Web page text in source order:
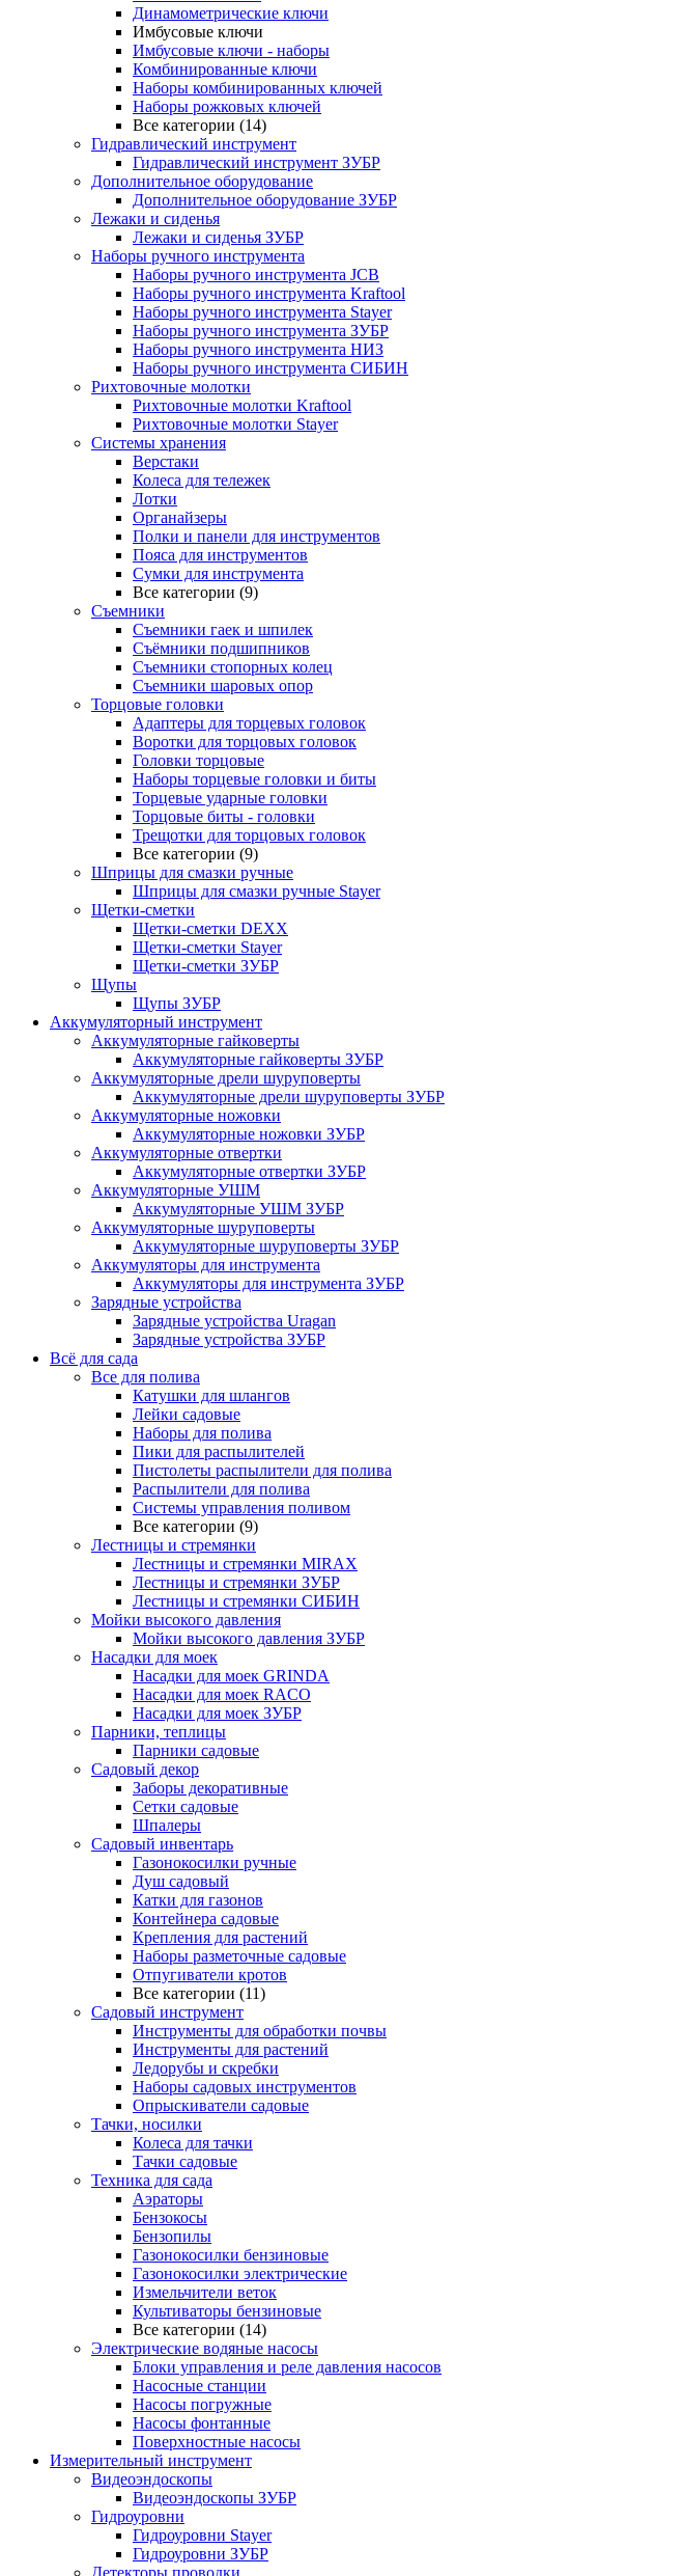
Динамометрические ключи
Имбусовые ключи
Имбусовые ключи - наборы
Комбинированные ключи
Наборы комбинированных ключей
Наборы рожковых ключей
Все категории (14)
Гидравлический инструмент
Гидравлический инструмент ЗУБР
Дополнительное оборудование
Дополнительное оборудование ЗУБР
Лежаки и сиденья
Лежаки и сиденья ЗУБР
Наборы ручного инструмента
Наборы ручного инструмента JCB
Наборы ручного инструмента Kraftool
Наборы ручного инструмента Stayer
Наборы ручного инструмента ЗУБР
Наборы ручного инструмента НИЗ
Наборы ручного инструмента СИБИН
Рихтовочные молотки
Рихтовочные молотки Kraftool
Рихтовочные молотки Stayer
Системы хранения
Верстаки
Колеса для тележек
Лотки
Органайзеры
Полки и панели для инструментов
Пояса для инструментов
Сумки для инструмента
Все категории (9)
Съемники
Съемники гаек и шпилек
Съёмники подшипников
Съемники стопорных колец
Съемники шаровых опор
Торцовые головки
Адаптеры для торцевых головок
Воротки для торцовых головок
Головки торцовые
Наборы торцевые головки и биты
Торцевые ударные головки
Торцовые биты - головки
Трещотки для торцовых головок
Все категории (9)
Шприцы для смазки ручные
Шприцы для смазки ручные Stayer
Щетки-сметки
Щетки-сметки DEXX
Щетки-сметки Stayer
Щетки-сметки ЗУБР
Щупы
Щупы ЗУБР
Аккумуляторный инструмент
Аккумуляторные гайковерты
Аккумуляторные гайковерты ЗУБР
Аккумуляторные дрели шуруповерты
Аккумуляторные дрели шуруповерты ЗУБР
Аккумуляторные ножовки
Аккумуляторные ножовки ЗУБР
Аккумуляторные отвертки
Аккумуляторные отвертки ЗУБР
Аккумуляторные УШМ
Аккумуляторные УШМ ЗУБР
Аккумуляторные шуруповерты
Аккумуляторные шуруповерты ЗУБР
Аккумуляторы для инструмента
Аккумуляторы для инструмента ЗУБР
Зарядные устройства
Зарядные устройства Uragan
Зарядные устройства ЗУБР
Всё для сада
Все для полива
Катушки для шлангов
Лейки садовые
Наборы для полива
Пики для распылителей
Пистолеты распылители для полива
Распылители для полива
Системы управления поливом
Все категории (9)
Лестницы и стремянки
Лестницы и стремянки MIRAX
Лестницы и стремянки ЗУБР
Лестницы и стремянки СИБИН
Мойки высокого давления
Мойки высокого давления ЗУБР
Насадки для моек
Насадки для моек GRINDA
Насадки для моек RACO
Насадки для моек ЗУБР
Парники, теплицы
Парники садовые
Садовый декор
Заборы декоративные
Сетки садовые
Шпалеры
Садовый инвентарь
Газонокосилки ручные
Душ садовый
Катки для газонов
Контейнера садовые
Крепления для растений
Наборы разметочные садовые
Отпугиватели кротов
Все категории (11)
Садовый инструмент
Инструменты для обработки почвы
Инструменты для растений
Ледорубы и скребки
Наборы садовых инструментов
Опрыскиватели садовые
Тачки, носилки
Колеса для тачки
Тачки садовые
Техника для сада
Аэраторы
Бензокосы
Бензопилы
Газонокосилки бензиновые
Газонокосилки электрические
Измельчители веток
Культиваторы бензиновые
Все категории (14)
Электрические водяные насосы
Блоки управления и реле давления насосов
Насосные станции
Насосы погружные
Насосы фонтанные
Поверхностные насосы
Измерительный инструмент
Видеоэндоскопы
Видеоэндоскопы ЗУБР
Гидроуровни
Гидроуровни Stayer
Гидроуровни ЗУБР
Детекторы проводки